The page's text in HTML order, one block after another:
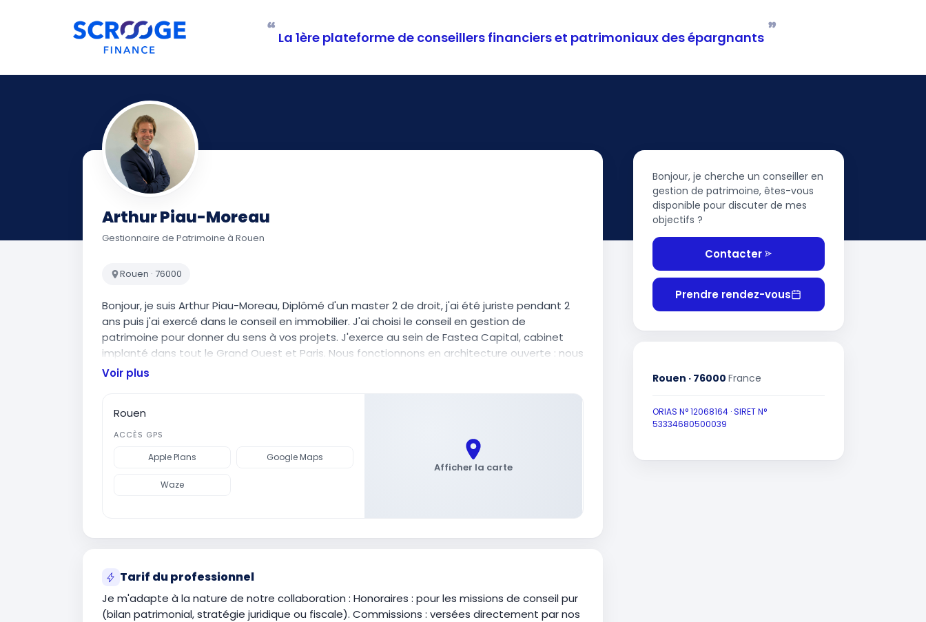
“ La 1ère plateforme de conseillers financiers et patrimoniaux des épargnants ”
Arthur Piau-Moreau
Gestionnaire de Patrimoine à Rouen
Rouen · 76000
Bonjour, je suis Arthur Piau-Moreau, Diplômé d'un master 2 de droit, j'ai été juriste pendant 2
ans puis j'ai exercé dans le conseil en immobilier. J'ai choisi le conseil en gestion de
patrimoine pour donner du sens à vos projets. J'exerce au sein de Fastea Capital, cabinet
implanté dans tout le Grand Ouest et Paris. Nous fonctionnons en architecture ouverte : nous
proposons une large variété de produits chez une large variété de partenaires. Mon but :
J’apporte la rigueur juridique pour la stratégie, et je m'appuie sur nos experts internes pour la
performance financière. Mon engagement : rendre votre patrimoine limpide pour que vous
Voir plus
Rouen
ACCÈS GPS
Apple Plans Google Maps
Waze
Afficher la carte
Tarif du professionnel
Je m'adapte à la nature de notre collaboration : Honoraires : pour les missions de conseil pur
(bilan patrimonial, stratégie juridique ou fiscale). Commissions : versées directement par nos
Bonjour, je cherche un conseiller en
gestion de patrimoine, êtes-vous
disponible pour discuter de mes
objectifs ?
Contacter
Prendre rendez-vous
Rouen · 76000 France
ORIAS N° 12068164 · SIRET N°
53334680500039